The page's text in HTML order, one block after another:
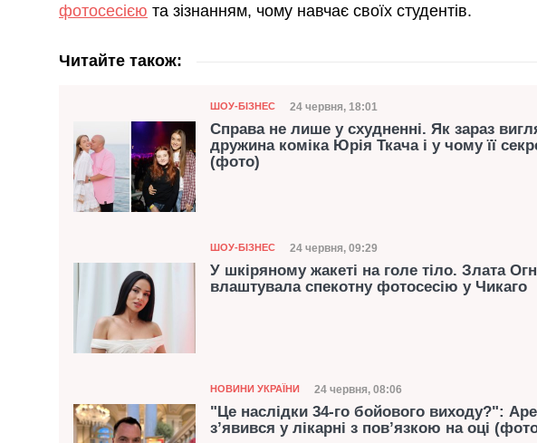
фотосесією та зізнанням, чому навчає своїх студентів.
Читайте також:
Категорія
ШОУ-БІЗНЕС Дата публікації
24 червня, 18:01
Справа не лише у схудненні. Як зараз
дружина коміка Юрія Ткача і у чому її
(фото)
Категорія
ШОУ-БІЗНЕС Дата публікації
24 червня, 09:29
У шкіряному жакеті на голе тіло. Злата
влаштувала спекотну фотосесію у Чикаго
Категорія
НОВИНИ УКРАЇНИ Дата публікації
24 червня, 08:06
"Це наслідки 34-го бойового виходу?":
з’явився у лікарні з пов’язкою на оці